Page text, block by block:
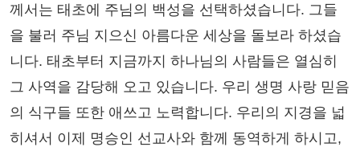
께서는 태초에 주님의 백성을 선택하셨습니다. 그들
을 불러 주님 지으신 아름다운 세상을 돌보라 하셨습
니다. 태초부터 지금까지 하나님의 사람들은 열심히
그 사역을 감당해 오고 있습니다. 우리 생명 사랑 믿음
의 식구들 또한 애쓰고 노력합니다. 우리의 지경을 넓
히셔서 이제 명승인 선교사와 함께 동역하게 하시고,